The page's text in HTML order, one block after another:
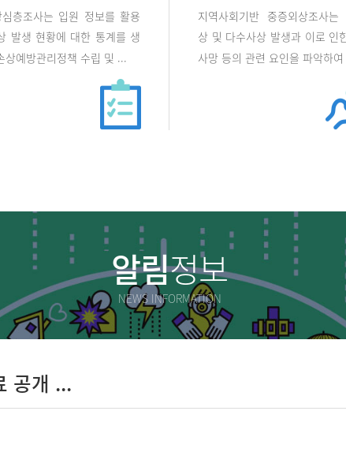
심층조사는 입원 정보를 활용
발생 현황에 대한 통계를 생
상예방관리정책 수립 및 ...
지역사회기반 중증외상조사는
상 및 다수사상 발생과 이로 인
사망 등의 관련 요인을 파악하
알림정보
NEWS INFORMATION
공개 ...